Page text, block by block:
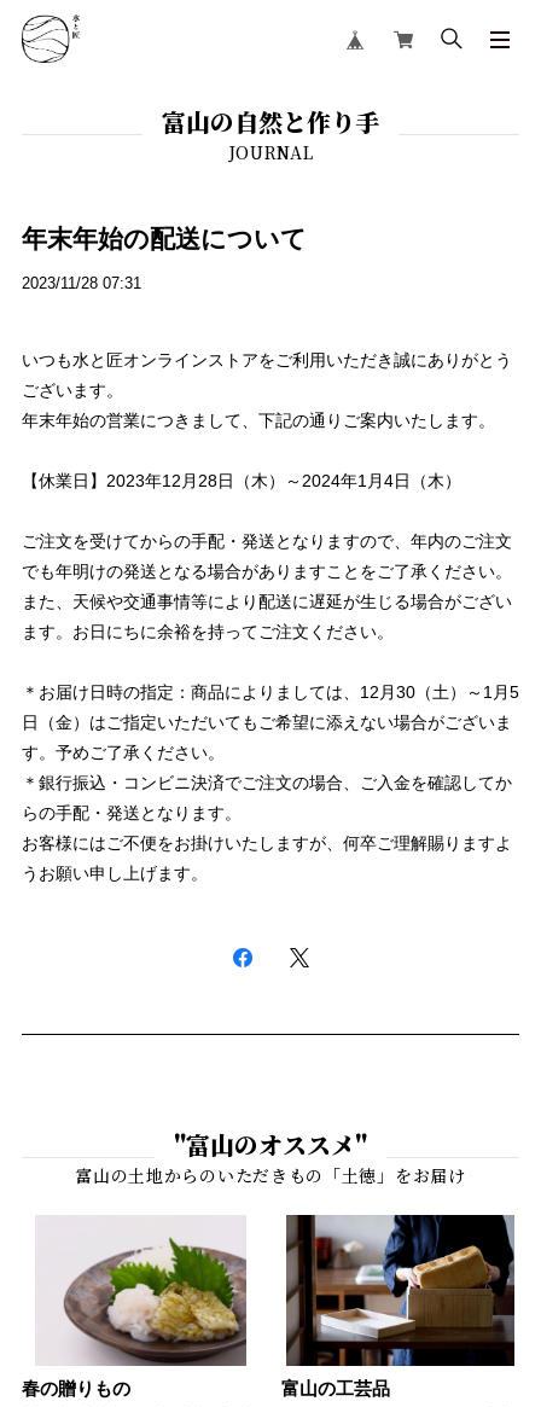
富山の自然と作り手
年末年始の配送について
2023/11/28 07:31
いつも水と匠オンラインストアをご利用いただき誠にありがとう
ございます。
年末年始の営業につきまして、下記の通りご案内いたします。
【休業日】2023年12月28日（木）～2024年1月4日（木）
ご注文を受けてからの手配・発送となりますので、年内のご注文
でも年明けの発送となる場合がありますことをご了承ください。
また、天候や交通事情等により配送に遅延が生じる場合がござい
ます。お日にちに余裕を持ってご注文ください。
＊お届け日時の指定：商品によりましては、12月30（土）～1月5
日（金）はご指定いただいてもご希望に添えない場合がございま
す。予めご了承ください。
＊銀行振込・コンビニ決済でご注文の場合、ご入金を確認してか
らの手配・発送となります。
お客様にはご不便をお掛けいたしますが、何卒ご理解賜りますよ
うお願い申し上げます。
"富山のオススメ"
春の贈りもの 富山の工芸品